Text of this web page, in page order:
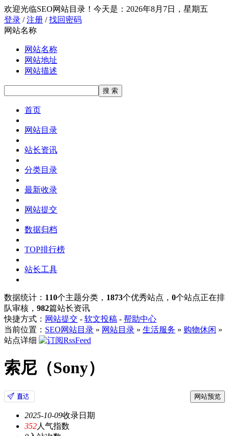
欢迎光临SEO网站目录！ 今天是：2026年8月7日，星期五
登录 /注册 /找回密码
网站名称
网站名称
网站地址
网站描述
首页
网站目录
站长资讯
分类目录
最新收录
网站提交
数据归档
TOP排行榜
站长工具
数据统计： 110个主题分类， 1873个优秀站点， 0个站点正在排
队审核， 982篇站长资讯
快捷方式： 网站提交 - 软文投稿 - 帮助中心
当前位置： SEO网站目录 » 网站目录 » 生活服务 » 购物休闲 »
站点详细
索尼（Sony）
网站预览
2025-10-09收录日期
352人气指数